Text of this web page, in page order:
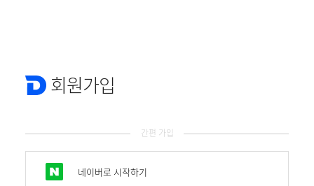
회원가입
간편 가입
네이버로 시작하기